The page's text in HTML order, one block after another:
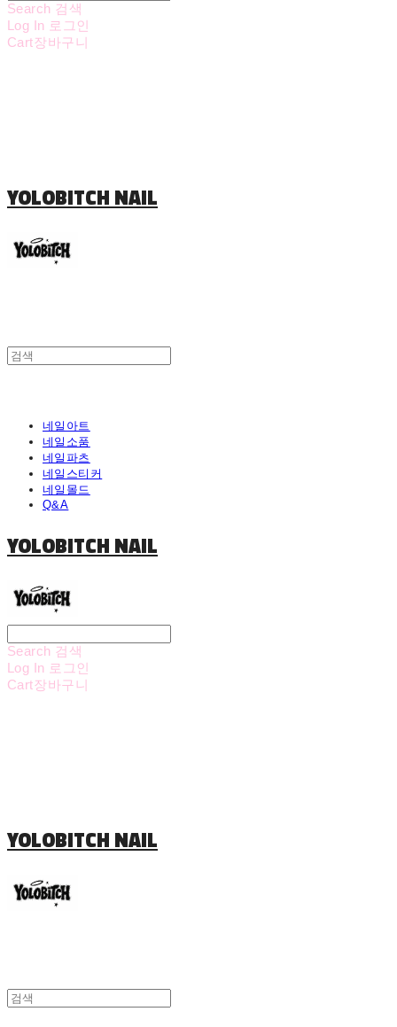
Search 검색
Log In 로그인
Cart장바구니
YOLOBITCH NAIL
네일아트
네일소품
네일파츠
네일스티커
네일몰드
Q&A
YOLOBITCH NAIL
Search 검색
Log In 로그인
Cart장바구니
YOLOBITCH NAIL